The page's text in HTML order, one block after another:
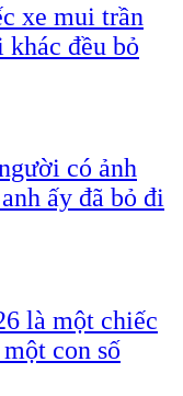
xe mui trần
đều bỏ
có ảnh
ấy đã bỏ đi
là một chiếc
con số